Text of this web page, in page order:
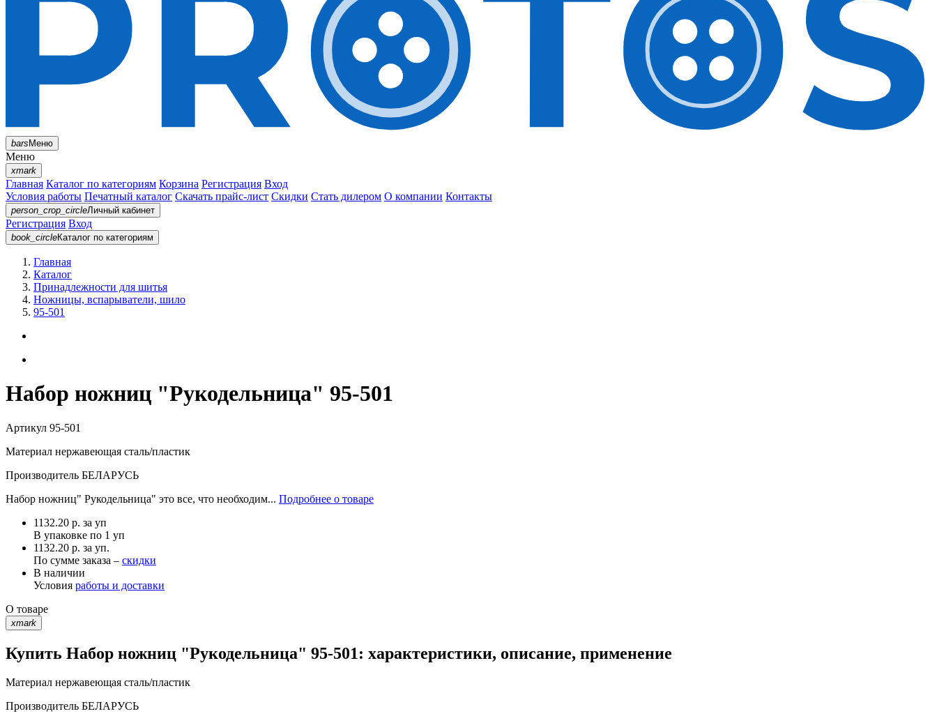
barsМеню
Меню
xmark
Главная Каталог по категориям Корзина Регистрация Вход
Условия работы Печатный каталог Скачать прайс-лист Скидки Стать дилером О компании Контакты
person_crop_circleЛичный кабинет
Регистрация Вход
book_circleКаталог по категориям
Главная
Каталог
Принадлежности для шитья
Ножницы, вспарыватели, шило
95-501
Набор ножниц "Рукодельница" 95-501
Артикул 95-501
Материал нержавеющая сталь/пластик
Производитель БЕЛАРУСЬ
Набор ножниц" Рукодельница" это все, что необходим... Подробнее о товаре
1132.20 р. за уп
В упаковке по 1 уп
1132.20 р. за уп.
По сумме заказа – скидки
В наличии
Условия работы и доставки
О товаре
xmark
Купить Набор ножниц "Рукодельница" 95-501: характеристики, описание, применение
Материал нержавеющая сталь/пластик
Производитель БЕЛАРУСЬ